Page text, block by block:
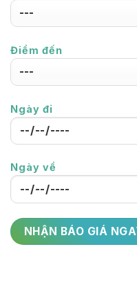
Điểm đến
Ngày đi
Ngày về